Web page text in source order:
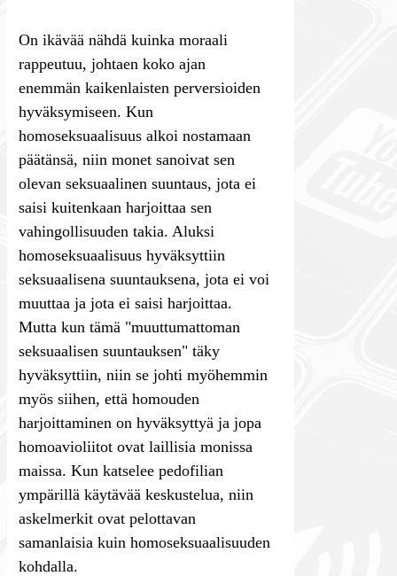
On ikävää nähdä kuinka moraali
rappeutuu, johtaen koko ajan
enemmän kaikenlaisten perversioiden
hyväksymiseen. Kun
homoseksuaalisuus alkoi nostamaan
päätänsä, niin monet sanoivat sen
olevan seksuaalinen suuntaus, jota ei
saisi kuitenkaan harjoittaa sen
vahingollisuuden takia. Aluksi
homoseksuaalisuus hyväksyttiin
seksuaalisena suuntauksena, jota ei voi
muuttaa ja jota ei saisi harjoittaa.
Mutta kun tämä "muuttumattoman
seksuaalisen suuntauksen" täky
hyväksyttiin, niin se johti myöhemmin
myös siihen, että homouden
harjoittaminen on hyväksyttyä ja jopa
homoavioliitot ovat laillisia monissa
maissa. Kun katselee pedofilian
ympärillä käytävää keskustelua, niin
askelmerkit ovat pelottavan
samanlaisia kuin homoseksuaalisuuden
kohdalla.